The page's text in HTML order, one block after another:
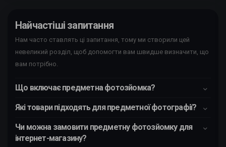
Найчастіші запитання
Нам часто ставлять ці запитання, тому ми створили цей
невеликий розділ, щоб допомогти вам швидше визначити, що
вам потрібно.
Що включає предметна фотозйомка?
Які товари підходять для предметної фотографії?
Чи можна замовити предметну фотозйомку для
інтернет-магазину?